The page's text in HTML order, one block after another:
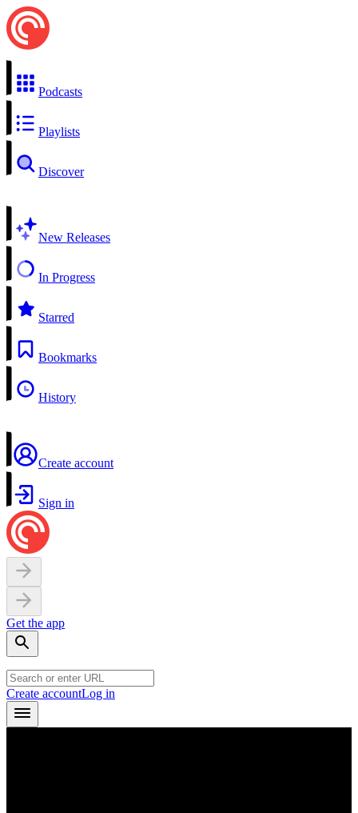
Podcasts
Playlists
Discover
New Releases
In Progress
Starred
Bookmarks
History
Create account
Sign in
Get the app
Create accountLog in